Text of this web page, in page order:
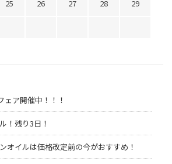
25 26 27 28
29
ェア開催中！！！
！残り3日！
オイルは価格改定前の今がおすすめ！